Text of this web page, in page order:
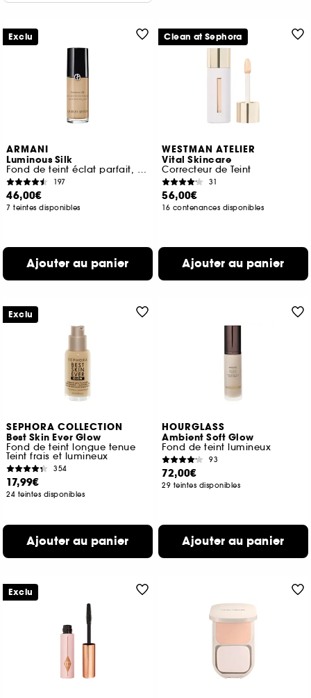
ARMANI
Luminous Silk
Fond de teint éclat parfait, fini naturel
197
46,00€
7 teintes disponibles
Ajouter au panier
Exclu
WESTMAN ATELIER
Vital Skincare
Correcteur de Teint
31
56,00€
16 contenances disponibles
Ajouter au panier
Clean at Sephora
SEPHORA COLLECTION
Best Skin Ever Glow
Fond de teint longue tenue
Teint frais et lumineux
354
17,99€
24 teintes disponibles
Ajouter au panier
Exclu
HOURGLASS
Ambient Soft Glow
Fond de teint lumineux
93
72,00€
29 teintes disponibles
Ajouter au panier
Exclu